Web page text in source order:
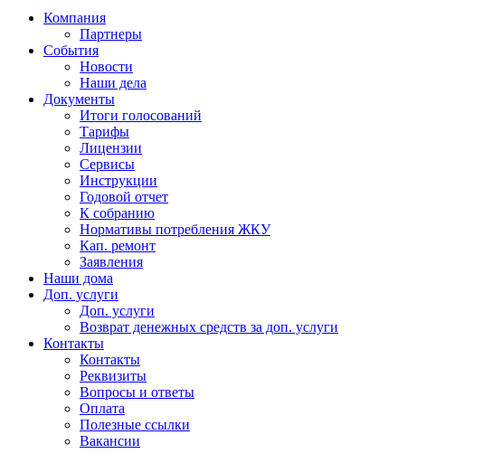
Компания
Партнеры
События
Новости
Наши дела
Документы
Итоги голосований
Тарифы
Лицензии
Сервисы
Инструкции
Годовой отчет
К собранию
Нормативы потребления ЖКУ
Кап. ремонт
Заявления
Наши дома
Доп. услуги
Доп. услуги
Возврат денежных средств за доп. услуги
Контакты
Контакты
Реквизиты
Вопросы и ответы
Оплата
Полезные ссылки
Вакансии